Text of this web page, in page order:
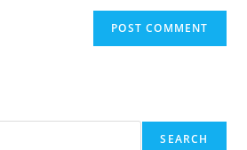
SEARCH